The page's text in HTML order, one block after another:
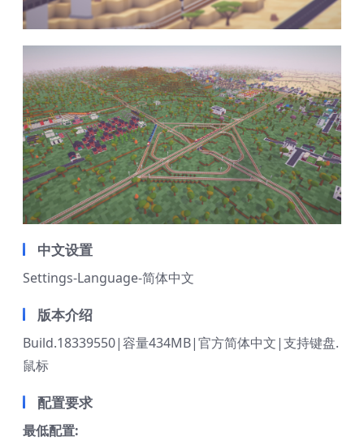
中文设置
Settings-Language-简体中文
版本介绍
Build.18339550|容量434MB|官方简体中文|支持键盘.
鼠标
配置要求
最低配置: